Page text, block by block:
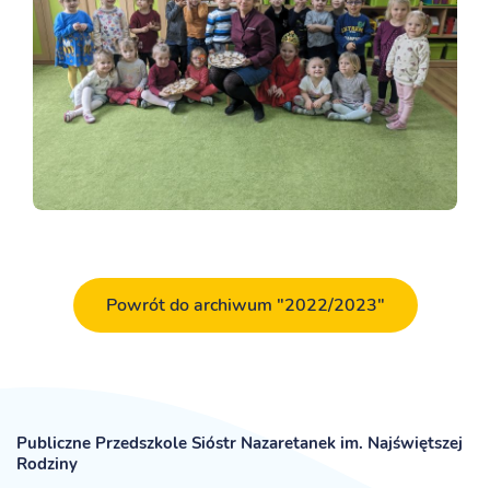
Powrót do archiwum "2022/2023"
Publiczne Przedszkole Sióstr Nazaretanek im. Najświętszej
Rodziny